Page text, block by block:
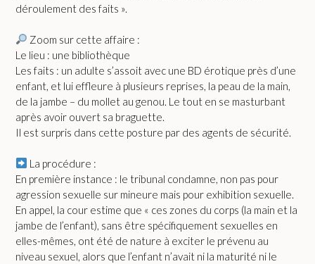
déroulement des faits ».
Zoom sur cette affaire :
Le lieu : une bibliothèque
Les faits : un adulte s’assoit avec une BD érotique près d’une
enfant, et lui effleure à plusieurs reprises, la peau de la main,
de la jambe – du mollet au genou. Le tout en se masturbant
après avoir ouvert sa braguette.
Il est surpris dans cette posture par des agents de sécurité.
La procédure :
En première instance : le tribunal condamne, non pas pour
agression sexuelle sur mineure mais pour exhibition sexuelle.
En appel, la cour estime que « ces zones du corps (la main et la
jambe de l’enfant), sans être spécifiquement sexuelles en
elles-mêmes, ont été de nature à exciter le prévenu au
niveau sexuel, alors que l’enfant n’avait ni la maturité ni le